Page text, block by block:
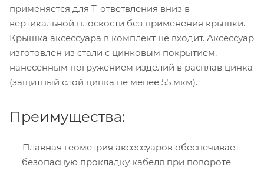
применяется для Т-ответвления вниз в
вертикальной плоскости без применения крышки.
Крышка аксессуара в комплект не входит. Аксессуар
изготовлен из стали с цинковым покрытием,
нанесенным погружением изделий в расплав цинка
(защитный слой цинка не менее 55 мкм).
Преимущества:
Плавная геометрия аксессуаров обеспечивает
безопасную прокладку кабеля при повороте